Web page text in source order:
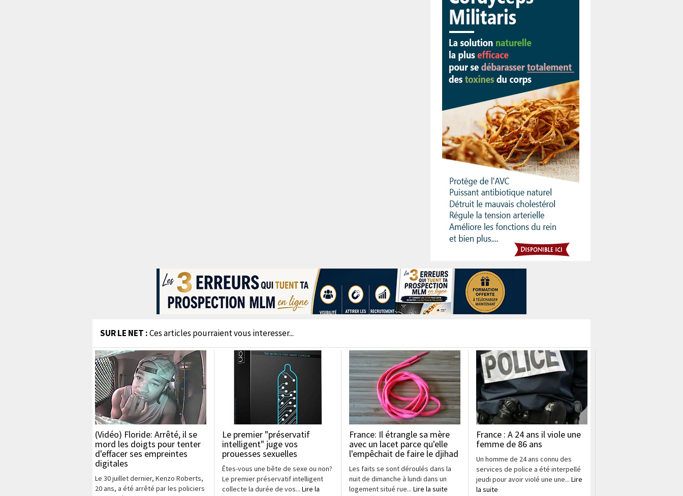
SUR LE NET :Ces articles pourraient vous interesser...
(Vidéo) Floride: Arrêté, il se
mord les doigts pour tenter
d'effacer ses empreintes
digitales
Le 30 juillet dernier, Kenzo Roberts,
20 ans, a été arrêté par les policiers
Le premier "préservatif
intelligent" juge vos
prouesses sexuelles
Êtes-vous une bête de sexe ou non?
Le premier préservatif intelligent
collecte la durée de vos... Lire la
France: Il étrangle sa mère
avec un lacet parce qu'elle
l'empêchait de faire le djihad
Les faits se sont déroulés dans la
nuit de dimanche à lundi dans un
logement situé rue... Lire la suite
France : A 24 ans il viole une
femme de 86 ans
Un homme de 24 ans connu des
services de police a été interpellé
jeudi pour avoir violé une une... Lire
la suite